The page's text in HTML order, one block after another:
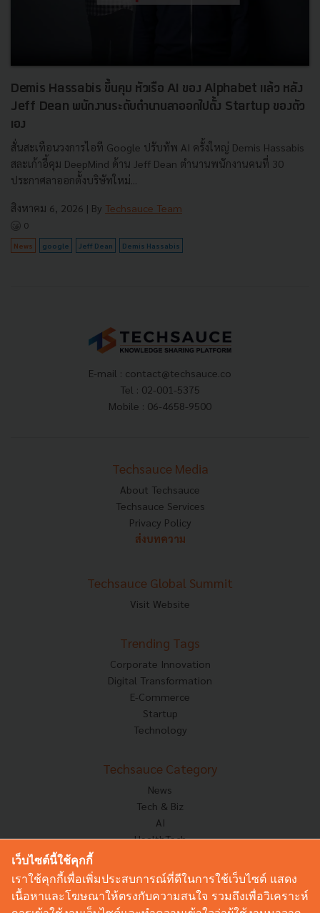
Demis Hassabis ขึ้นคุม หัวเรือ AI ของ Alphabet แล้ว หลัง
Jeff Dean พนักงานระดับตำนานลาออกไปตั้ง Startup ของตัว
เอง
สั่นสะเทือนวงการไอที Google ปรับทัพ AI ครั้งใหญ่ Demis Hassabis
สละเก้าอี้คุม DeepMind ด้าน Jeff Dean ตำนานพนักงานคนที่ 30
ประกาศลาออกตั้งบริษัทใหม่...
สิงหาคม 6, 2026 | By Techsauce Team
0
News google Jeff Dean Demis Hassabis
E-mail : contact@techsauce.co
Tel : 02-001-5375
Mobile : 06-4658-9500
Techsauce Media
About Techsauce
Techsauce Services
Privacy Policy
ส่งบทความ
Techsauce Global Summit
Visit Website
Trending Tags
Corporate Innovation
Digital Transformation
E-Commerce
Startup
Technology
Techsauce Category
News
Tech & Biz
AI
HealthTech
Corp Innov
Saucy Thoughts
เว็บไซต์นี้ใช้คุกกี้
เราใช้คุกกี้เพื่อเพิ่มประสบการณ์ที่ดีในการใช้เว็บไซต์ แสดง
เนื้อหาและโฆษณาให้ตรงกับความสนใจ รวมถึงเพื่อวิเคราะห์